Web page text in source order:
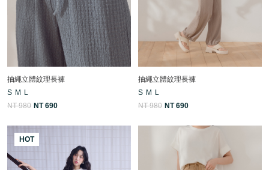
抽繩立體紋理長褲
S M L
NT 980 NT 690
抽繩立體紋理長褲
S M L
NT 980 NT 690
HOT